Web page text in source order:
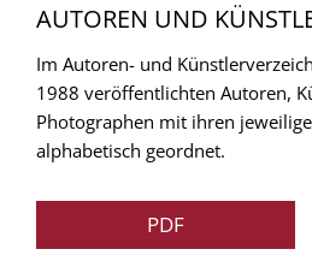
AUTOREN UND
Im Autoren- und
1988 veröffentlichten Autoren,
Photographen mit ihren
alphabetisch geordnet.
PDF